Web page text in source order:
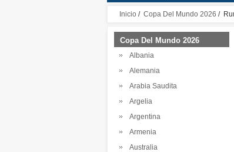
Inicio / Copa Del Mundo 2026 /
Copa Del Mundo 2026
Albania
Alemania
Arabia Saudita
Argelia
Argentina
Armenia
Australia